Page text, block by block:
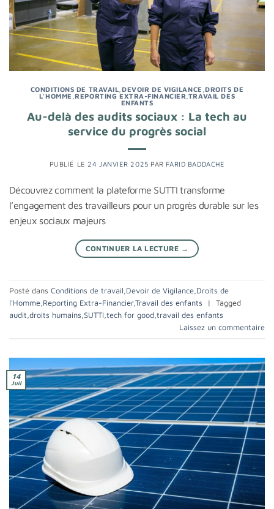
CONDITIONS DE TRAVAIL ,DEVOIR DE VIGILANCE ,DROITS DE
L'HOMME ,REPORTING EXTRA-FINANCIER TRAVAIL DES
ENFANTS
Au-delà des audits sociaux : La tech au
service du progrès social
PUBLIÉ LE 24 JANVIER 2025 PAR FARID BADDACHE
Découvrez comment la plateforme SUTTI transforme
l’engagement des travailleurs pour un progrès durable sur les
enjeux sociaux majeurs
CONTINUER LA LECTURE →
Posté dans Conditions de travail Devoir de Vigilance Droits de
l'Homme Reporting Extra-Financier,Travail des enfants |
Tagged
audit droits humains SUTTI tech for good travail des enfants
Laissez un commentaire
14
Juil